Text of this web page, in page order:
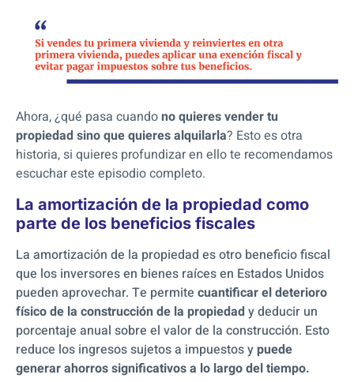
Ahora, ¿qué pasa cuandono quieres vender tu
propiedad sino que quieres alquilarla? Esto es otra
historia, si quieres profundizar en ello te recomendamos
escuchar este episodio completo.
La amortización de la propiedad como
parte de los beneficios fiscales
La amortización de la propiedad es otro beneficio fiscal
que los inversores en bienes raíces en Estados Unidos
pueden aprovechar. Te permite cuantificar el deterioro
físico de la construcción de la propiedady deducir un
porcentaje anual sobre el valor de la construcción. Esto
reduce los ingresos sujetos a impuestos y puede
generar ahorros significativos a lo largo del tiempo.